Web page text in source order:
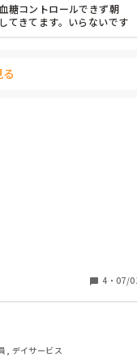
糖コントロールできず朝
てきてます。いらないです
いました。
早く連絡できるでし
むと)
4 ・ 07/
, デイサービス